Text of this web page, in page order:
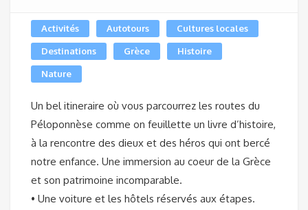
Activités Autotours Cultures locales
Destinations Grèce Histoire
Nature
Un bel itineraire où vous parcourrez les routes du
Péloponnèse comme on feuillette un livre d’histoire,
à la rencontre des dieux et des héros qui ont bercé
notre enfance. Une immersion au coeur de la Grèce
et son patrimoine incomparable.
• Une voiture et les hôtels réservés aux étapes.